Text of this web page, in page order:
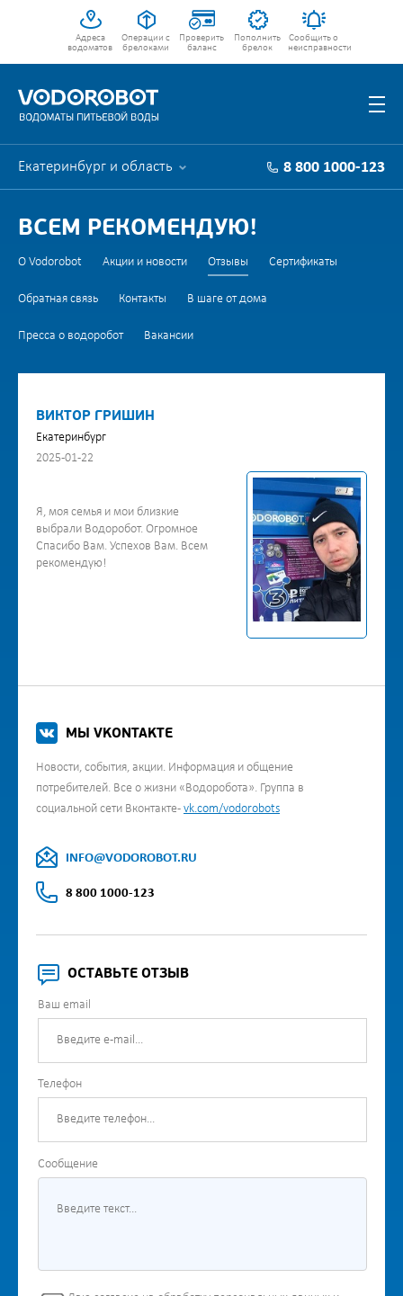
Адреса
водоматов
Операции с
брелоками
Проверить
баланс
Пополнить
брелок
Сообщить о
неисправности
Екатеринбург и область 8 800 1000-123
ВСЕМ РЕКОМЕНДУЮ!
О Vodorobot Акции и новости Отзывы Сертификаты
Обратная связь Контакты В шаге от дома
Пресса о водоробот Вакансии
ВИКТОР ГРИШИН
Екатеринбург
2025-01-22
Я, моя семья и мои близкие
выбрали Водоробот. Огромное
Спасибо Вам. Успехов Вам. Всем
рекомендую!
МЫ VKONTAKTE
Новости, события, акции. Информация и общение
потребителей. Все о жизни «Водоробота». Группа в
социальной сети Вконтакте - vk.com/vodorobots
INFO@VODOROBOT.RU
8 800 1000-123
ОСТАВЬТЕ ОТЗЫВ
Ваш email
Телефон
Сообщение